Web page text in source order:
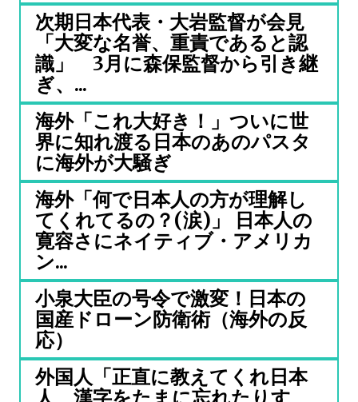
次期日本代表・大岩監督が会見
「大変な名誉、重責であると認
識」 3月に森保監督から引き継
ぎ、...
海外「これ大好き！」ついに世
界に知れ渡る日本のあのパスタ
に海外が大騒ぎ
海外「何で日本人の方が理解し
てくれてるの？(涙)」 日本人の
寛容さにネイティブ・アメリカ
ン...
小泉大臣の号令で激変！日本の
国産ドローン防衛術（海外の反
応）
外国人「正直に教えてくれ日本